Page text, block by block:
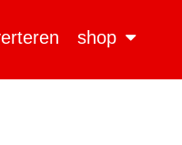
shop